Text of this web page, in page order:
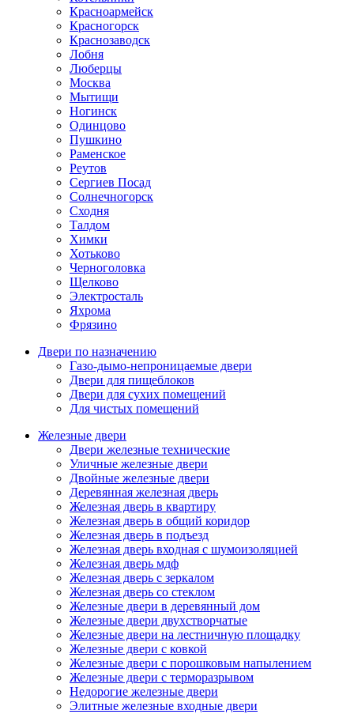
Красноармейск
Красногорск
Краснозаводск
Лобня
Люберцы
Москва
Мытищи
Ногинск
Одинцово
Пушкино
Раменское
Реутов
Сергиев Посад
Солнечногорск
Сходня
Талдом
Химки
Хотьково
Черноголовка
Щелково
Электросталь
Яхрома
Фрязино
Двери по назначению
Газо-дымо-непроницаемые двери
Двери для пищеблоков
Двери для сухих помещений
Для чистых помещений
Железные двери
Двери железные технические
Уличные железные двери
Двойные железные двери
Деревянная железная дверь
Железная дверь в квартиру
Железная дверь в общий коридор
Железная дверь в подъезд
Железная дверь входная с шумоизоляцией
Железная дверь мдф
Железная дверь с зеркалом
Железная дверь со стеклом
Железные двери в деревянный дом
Железные двери двухстворчатые
Железные двери на лестничную площадку
Железные двери с ковкой
Железные двери с порошковым напылением
Железные двери с терморазрывом
Недорогие железные двери
Элитные железные входные двери